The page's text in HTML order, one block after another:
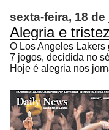
sexta-feira, 18
Alegria e
O Los Angeles
7 jogos, decidida no
Hoje é alegria nos